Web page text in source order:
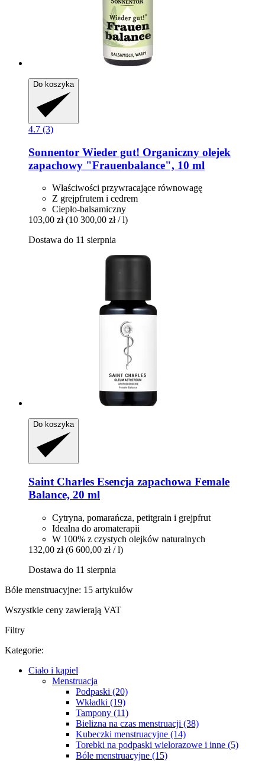
Do koszyka
4.7 (3)
Sonnentor Wieder gut! Organiczny olejek
zapachowy "Frauenbalance", 10 ml
Właściwości przywracające równowagę
Z grejpfrutem i cedrem
Ciepło-balsamiczny
103,00 zł (10 300,00 zł / l)
Dostawa do 11 sierpnia
Do koszyka
Saint Charles Esencja zapachowa Female
Balance, 20 ml
Cytryna, pomarańcza, petitgrain i grejpfrut
Idealna do aromaterapii
W 100% z czystych olejków naturalnych
132,00 zł (6 600,00 zł / l)
Dostawa do 11 sierpnia
Bóle menstruacyjne: 15 artykułów
Wszystkie ceny zawierają VAT
Filtry
Kategorie:
Ciało i kąpiel
Menstruacja
Podpaski (20)
Wkładki (19)
Tampony (11)
Bielizna na czas menstruacji (38)
Kubeczki menstruacyjne (14)
Torebki na podpaski wielorazowe i inne (5)
Bóle menstruacyjne (15)